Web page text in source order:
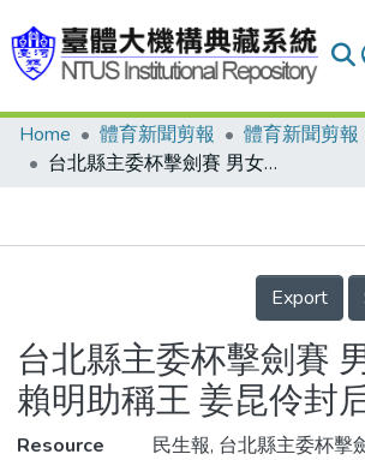
Communities & Collections
Statistics
Home 體育新聞剪報
體育新聞剪報
台北縣主委杯擊劍賽 男女銳劍賽 賴明助稱王 姜昆伶封后
Details
Export
台北縣主委杯擊劍賽
賴明助稱王 姜昆伶封
Resource
民生報, 台北縣主委杯擊